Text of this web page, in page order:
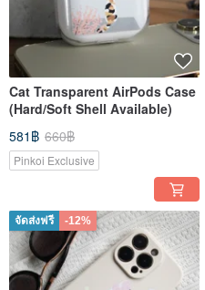
Cat Transparent AirPods Case
(Hard/Soft Shell Available)
581฿ 660฿
Pinkoi Exclusive
จัดส่งฟรี -12%